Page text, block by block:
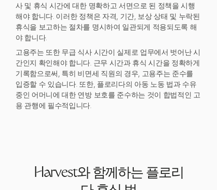
사 및 휴식 시간에 대한 명확하고 서면으로 된 정책을 시행
해야 합니다. 이러한 정책은 자격, 기간, 보상 상태 및 누락된
휴식을 보고하는 절차를 명시하여 일관되게 적용되도록 해
야 합니다.
고용주는 또한 무급 식사 시간이 실제로 업무에서 벗어난 시
간인지 확인해야 합니다. 근무 시간과 휴식 시간을 정확하게
기록함으로써, 특히 비면세 직원의 경우, 고용주는 준수를
입증할 수 있습니다. 또한, 플로리다의 아동 노동 법과 수유
중인 어머니에 대한 연방 보호를 준수하는 것이 합법적인 고
용 관행에 필수적입니다.
Harvest와 함께하는 플로리